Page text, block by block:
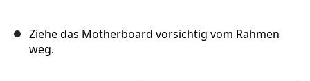
Ziehe das Motherboard vorsichtig vom Rahmen
weg.